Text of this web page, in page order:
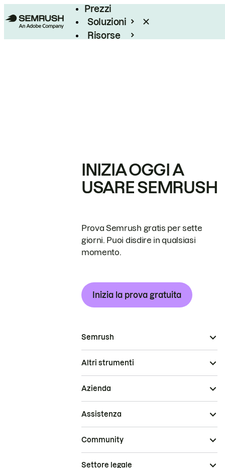
Prezzi
Soluzioni
Risorse
INIZIA OGGI A
USARE SEMRUSH
Prova Semrush gratis per sette
giorni. Puoi disdire in qualsiasi
momento.
Inizia la prova gratuita
Semrush
Altri strumenti
Azienda
Assistenza
Community
Settore legale